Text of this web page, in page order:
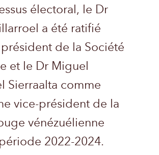
électoral, le Dr
a été ratifié
de la Société
et le Dr Miguel
Sierraalta comme
vice-président de la
vénézuélienne
2022-2024.